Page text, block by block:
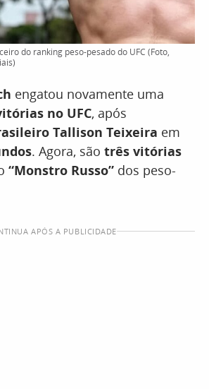
do ranking peso-pesado do UFC (Foto,
engatou novamente uma
no UFC, após
Tallison Teixeira em
. Agora, são três vitórias
“Monstro Russo” dos peso-
APÓS A PUBLICIDADE